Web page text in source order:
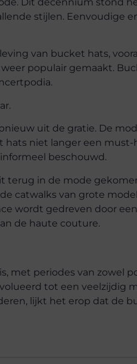
stijlen. Eenvoudige
van bucket hats,
populair gemaakt.
uit de gratie. De
hats niet langer een must-
beschouwd.
terug in de mode
catwalks van grote
wordt gedreven door
de haute couture.
met periodes van zowel
tot een veelzijdig
lijkt het erop dat de